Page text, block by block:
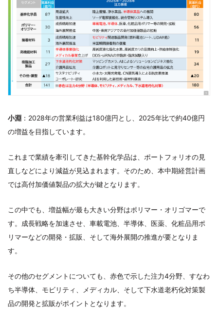
小淵 ：2028年の営業利益は180億円とし、2025年比で約40億円
の増益を目指しています。
これまで業績を牽引してきた基幹化学品は、ポートフォリオの見
直しなどにより減益が見込まれます。そのため、本中期経営計画
では高付加価値製品の拡大が鍵となります。
この中でも、増益幅が最も大きい分野はポリマー・オリゴマーで
す。成長戦略を加速させ、車載電池、半導体、医薬、化粧品用ポ
リマーなどの開発・拡販、そして海外展開の推進が要となりま
す。
その他のセグメントについても、赤色で示した注力4分野、すなわ
ち半導体、モビリティ、メディカル、そして下水道老朽化対策製
品の開発と拡販がポイントとなります。